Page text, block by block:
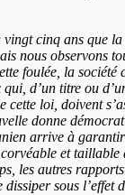
cinq ans que
nous observons
foulée, la société
d’un titre ou
cette loi, doivent
donne
arrive à
et taillable
les autres
sous l’effet